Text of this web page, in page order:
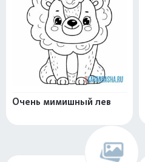
Очень мимишный лев